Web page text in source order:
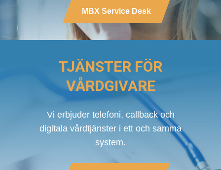
Om oss
Kontakta oss
MBX Service Desk
TJÄNSTER FÖR
VÅRDGIVARE
Vi erbjuder telefoni, callback och
digitala vårdtjänster i ett och samma
system.